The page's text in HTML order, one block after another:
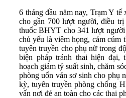
6 tháng đầu năm nay, Trạm Y tế
cho gần 700 lượt người, điều
thuốc BHYT cho 341 lượt người
chủ yếu là viêm họng, cảm cúm
tuyên truyền cho phụ nữ trong
biện pháp tránh thai hiện đại,
hoạch giảm tỷ suất sinh, chăm
phòng uốn ván sơ sinh cho phụ
kỳ, tuyên truyền phòng chống
vấn nơi đẻ an toàn cho các thai